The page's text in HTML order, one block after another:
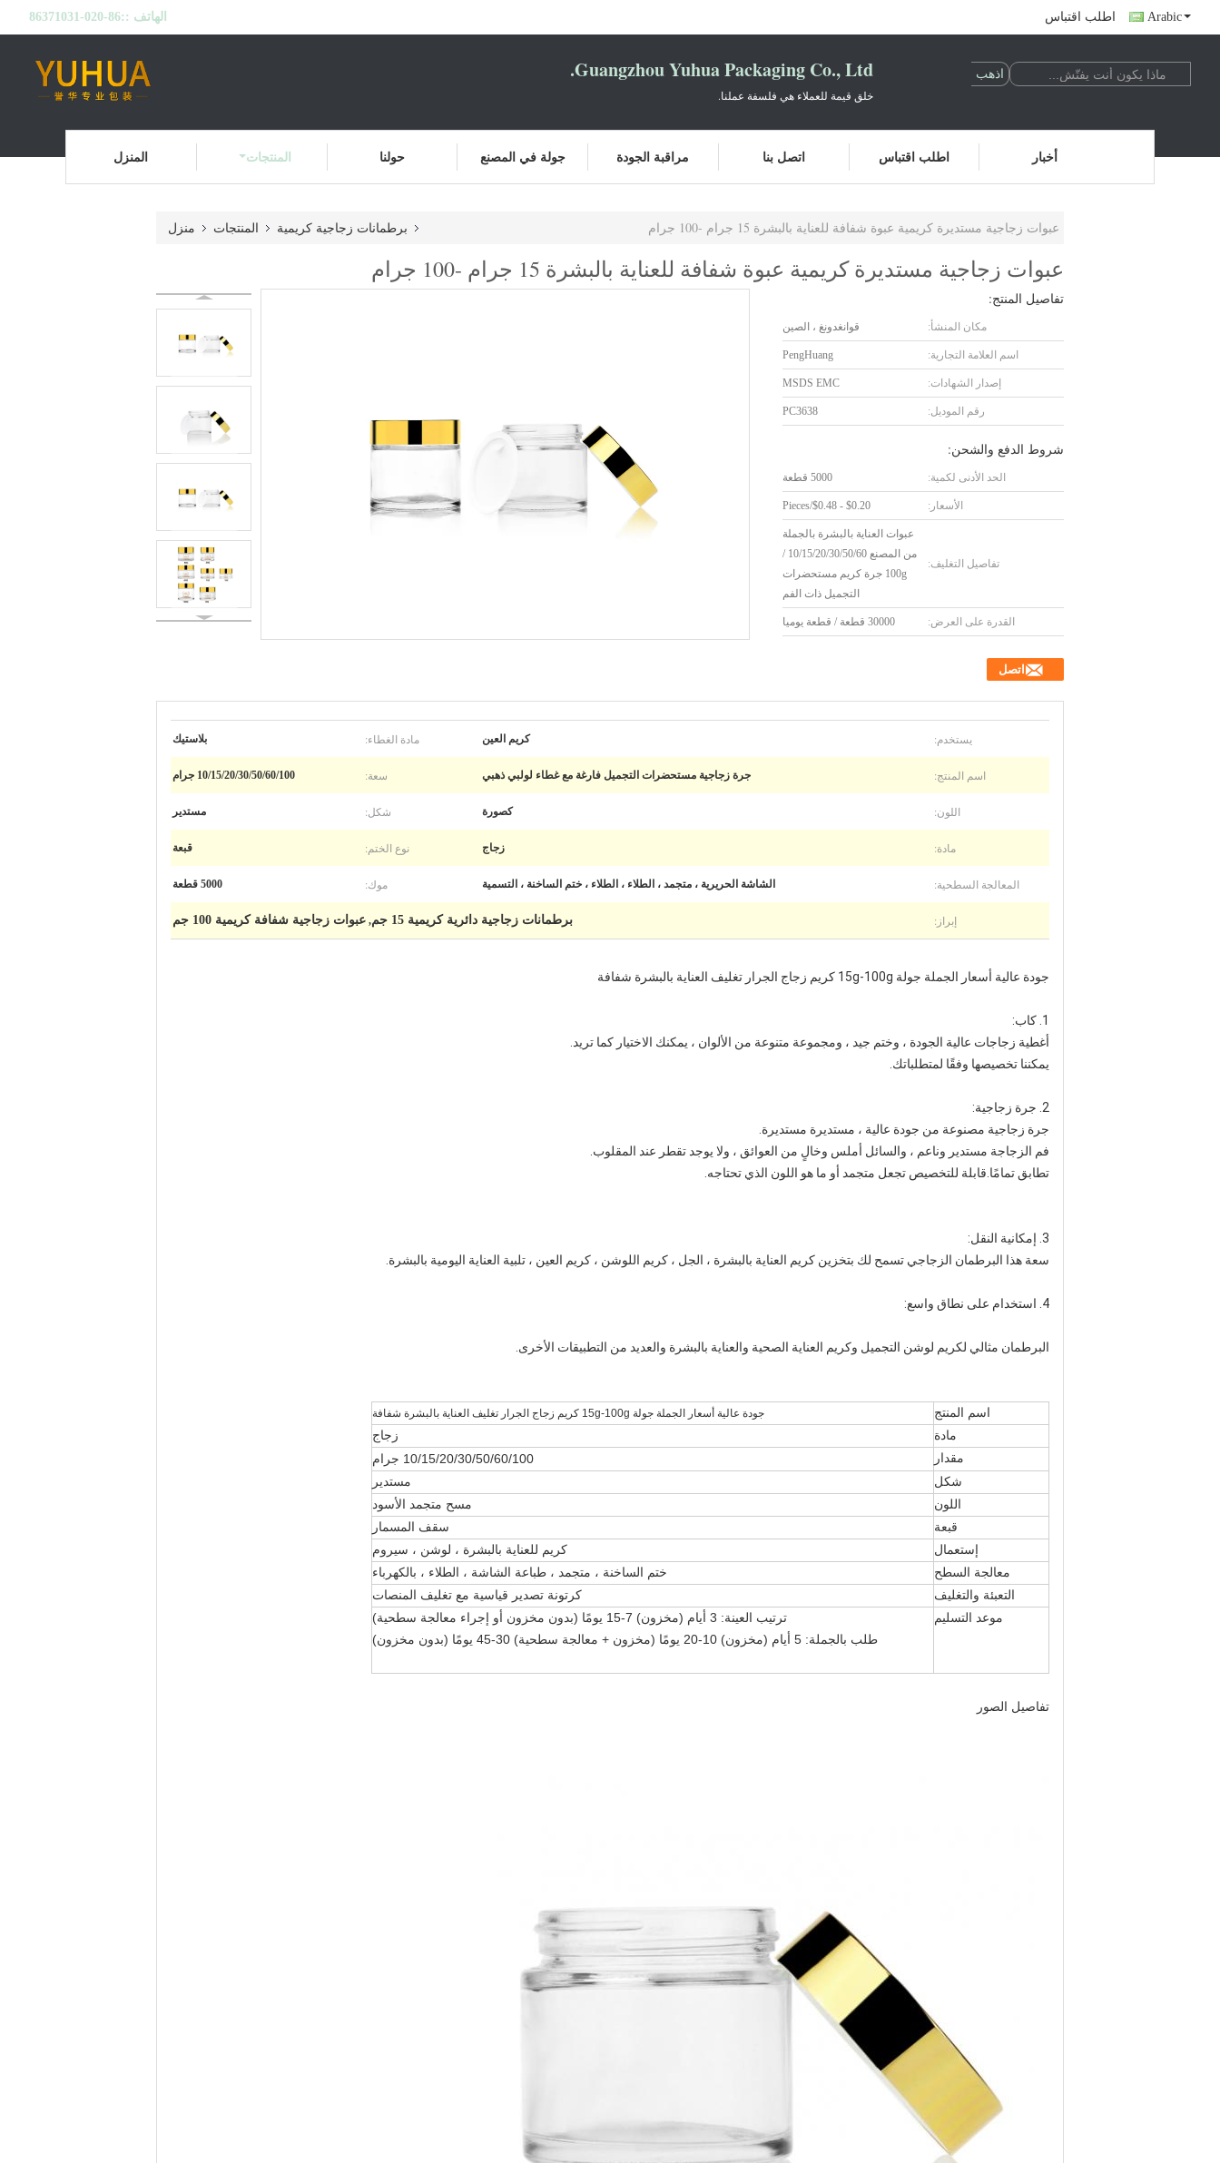
الهاتف ::86-020-86371031 اطلب اقتباس Arabic
Guangzhou Yuhua Packaging Co., Ltd.
خلق قيمة للعملاء هي فلسفة عملنا.
المنزل المنتجات حولنا جولة في المصنع مراقبة الجودة اتصل بنا اطلب اقتباس أخبار
منزل المنتجات برطمانات زجاجية كريمية عبوات زجاجية مستديرة كريمية عبوة شفافة للعناية بالبشرة 15 جرام -100 جرام
عبوات زجاجية مستديرة كريمية عبوة شفافة للعناية بالبشرة 15 جرام -100 جرام
تفاصيل المنتج:
مكان المنشأ: قوانغدونغ ، الصين
اسم العلامة التجارية: PengHuang
إصدار الشهادات: MSDS EMC
رقم الموديل: PC3638
شروط الدفع والشحن:
الحد الأدنى لكمية: 5000 قطعة
الأسعار: $0.20 - $0.48/Pieces
تفاصيل التغليف:
عبوات العناية بالبشرة بالجملة
من المصنع 10/15/20/30/50/60 /
100g جرة كريم مستحضرات
التجميل ذات الفم
القدرة على العرض: 30000 قطعة / قطعة يوميا
اتصل
يستخدم: كريم العين مادة الغطاء: بلاستيك
اسم المنتج: جرة زجاجية مستحضرات التجميل فارغة مع غطاء لولبي ذهبي سعة: 10/15/20/30/50/60/100 جرام
اللون: كصورة شكل: مستدير
مادة: زجاج نوع الختم: قبعة
المعالجة السطحية: الشاشة الحريرية ، متجمد ، الطلاء ، الطلاء ، ختم الساخنة ، التسمية موك: 5000 قطعة
إبراز: برطمانات زجاجية دائرية كريمية 15 جم , عبوات زجاجية شفافة كريمية 100 جم
جودة عالية أسعار الجملة جولة 15g-100g كريم زجاج الجرار تغليف العناية بالبشرة شفافة
1. كاب:
أغطية زجاجات عالية الجودة ، وختم جيد ، ومجموعة متنوعة من الألوان ، يمكنك الاختيار كما تريد.
يمكننا تخصيصها وفقًا لمتطلباتك.
2. جرة زجاجية:
جرة زجاجية مصنوعة من جودة عالية ، مستديرة مستديرة.
فم الزجاجة مستدير وناعم ، والسائل أملس وخالٍ من العوائق ، ولا يوجد تقطر عند المقلوب.
تطابق تمامًا.قابلة للتخصيص تجعل متجمد أو ما هو اللون الذي تحتاجه.
3. إمكانية النقل:
سعة هذا البرطمان الزجاجي تسمح لك بتخزين كريم العناية بالبشرة ، الجل ، كريم اللوشن ، كريم العين ، تلبية العناية اليومية بالبشرة.
4. استخدام على نطاق واسع:
البرطمان مثالي لكريم لوشن التجميل وكريم العناية الصحية والعناية بالبشرة والعديد من التطبيقات الأخرى.
اسم المنتج جودة عالية أسعار الجملة جولة 15g-100g كريم زجاج الجرار تغليف العناية بالبشرة شفافة
مادة
زجاج
مقدار
10/15/20/30/50/60/100 جرام
شكل
مستدير
اللون
مسح متجمد الأسود
قبعة
سقف المسمار
إستعمال
كريم للعناية بالبشرة ، لوشن ، سيروم
معالجة السطح
ختم الساخنة ، متجمد ، طباعة الشاشة ، الطلاء ، بالكهرباء
التعبئة والتغليف
كرتونة تصدير قياسية مع تغليف المنصات
موعد التسليم
ترتيب العينة: 3 أيام (مخزون) 7-15 يومًا (بدون مخزون أو إجراء معالجة سطحية)
طلب بالجملة: 5 أيام (مخزون) 10-20 يومًا (مخزون + معالجة سطحية) 30-45 يومًا (بدون مخزون)
تفاصيل الصور